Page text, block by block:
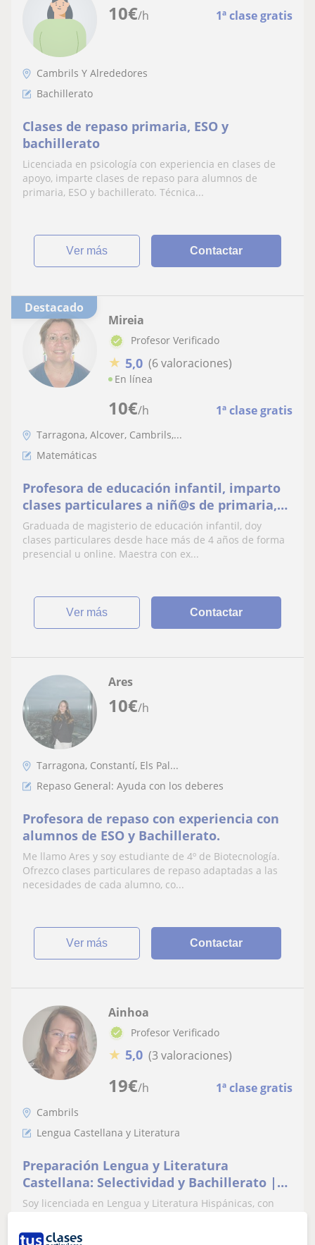
10€/h 1ª clase gratis
Cambrils Y Alrededores
Bachillerato
Clases de repaso primaria, ESO y
bachillerato
Licenciada en psicología con experiencia en clases de
apoyo, imparte clases de repaso para alumnos de
primaria, ESO y bachillerato. Técnica...
ver más Contactar
Destacado
10€/h 1ª clase gratis
Mireia
Profesor Verificado
★ 5,0 (6 valoraciones)
En línea
Tarragona, Alcover, Cambrils,...
Matemáticas
Profesora de educación infantil, imparto
clases particulares a niñ@s de primaria,
secundaria y idiomas
Graduada de magisterio de educación infantil, doy
clases particulares desde hace más de 4 años de forma
presencial u online. Maestra con ex...
ver más Contactar
10€/h
Ares
Tarragona, Constantí, Els Pal...
Repaso General: Ayuda con los deberes
Profesora de repaso con experiencia con
alumnos de ESO y Bachillerato.
Me llamo Ares y soy estudiante de 4º de Biotecnología.
Ofrezco clases particulares de repaso adaptadas a las
necesidades de cada alumno, co...
ver más Contactar
19€/h 1ª clase gratis
Ainhoa
Profesor Verificado
★ 5,0 (3 valoraciones)
Cambrils
Lengua Castellana y Literatura
Preparación Lengua y Literatura
Castellana: Selectividad y Bachillerato |
Filóloga con 7 años de experiencia y
Soy licenciada en Lengua y Literatura Hispánicas, con
selectividad de 12,5; Máster en f...